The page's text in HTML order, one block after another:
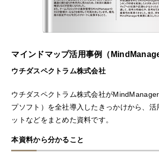
マインドマップ活用事例（
ウチダスペクトラム株式会社
ウチダスペクトラム株式会社が
プソフト）を全社導入したきっかけから、活
ットなどをまとめた資料です。
本資料から分かること